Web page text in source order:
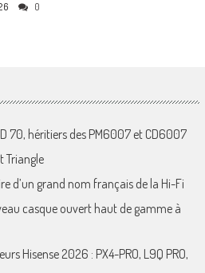
0
70, héritiers des PM6007 et CD6007
Triangle
d’un grand nom français de la Hi-Fi
casque ouvert haut de gamme à
Hisense 2026 : PX4-PRO, L9Q PRO,